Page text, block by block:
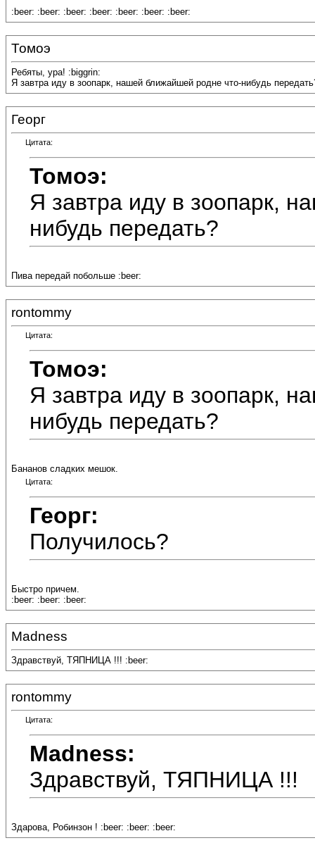
:beer: :beer: :beer: :beer: :beer: :beer: :beer:
Томоэ
Ребяты, ура! :biggrin:
Я завтра иду в зоопарк, нашей ближайшей родне что-нибудь
Георг
Цитата:
Томоэ:
Я завтра иду в зоопарк,
нибудь передать?
Пива передай побольше :beer:
rontommy
Цитата:
Томоэ:
Я завтра иду в зоопарк,
нибудь передать?
Бананов сладких мешок.
Цитата:
Георг:
Получилось?
Быстро причем.
:beer: :beer: :beer:
Madness
Здравствуй, ТЯПНИЦА !!! :beer:
rontommy
Цитата:
Madness:
Здравствуй, ТЯПНИЦА !!!
Здарова, Робинзон ! :beer: :beer: :beer: